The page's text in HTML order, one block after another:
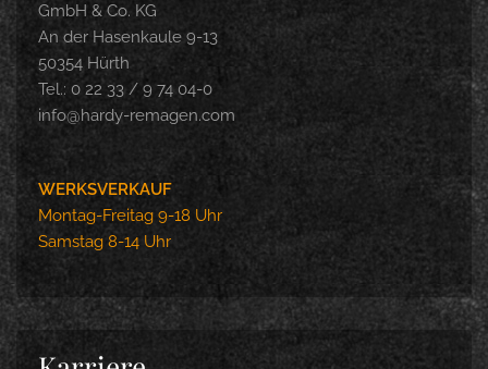
GmbH & Co. KG
An der Hasenkaule 9-13
50354 Hürth
Tel.: 0 22 33 / 9 74 04-0
info@hardy-remagen.com
WERKSVERKAUF
Montag-Freitag 9-18 Uhr
Samstag 8-14 Uhr